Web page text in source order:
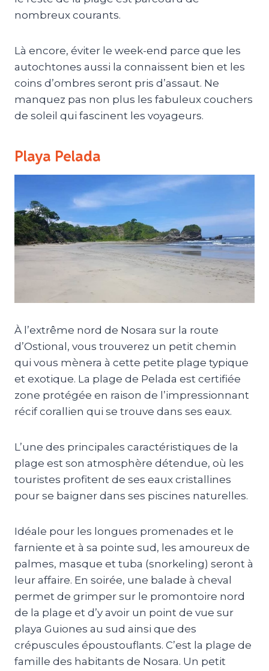
nombreux courants.
Là encore, éviter le week-end parce que les
autochtones aussi la connaissent bien et les
coins d’ombres seront pris d’assaut. Ne
manquez pas non plus les fabuleux couchers
de soleil qui fascinent les voyageurs.
Playa Pelada
À l’extrême nord de Nosara sur la route
d’Ostional, vous trouverez un petit chemin
qui vous mènera à cette petite plage typique
et exotique. La plage de Pelada est certifiée
zone protégée en raison de l’impressionnant
récif corallien qui se trouve dans ses eaux.
L’une des principales caractéristiques de la
plage est son atmosphère détendue, où les
touristes profitent de ses eaux cristallines
pour se baigner dans ses piscines naturelles.
Idéale pour les longues promenades et le
farniente et à sa pointe sud, les amoureux de
palmes, masque et tuba (snorkeling) seront à
leur affaire. En soirée, une balade à cheval
permet de grimper sur le promontoire nord
de la plage et d’y avoir un point de vue sur
playa Guiones au sud ainsi que des
crépuscules époustouflants. C’est la plage de
famille des habitants de Nosara. Un petit